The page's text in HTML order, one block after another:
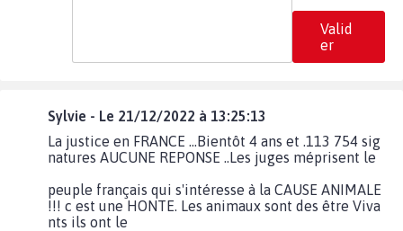
Valid
er
Sylvie - Le 21/12/2022 à 13:25:13
La justice en FRANCE …Bientôt 4 ans et .113 754 sig
natures AUCUNE REPONSE ..Les juges méprisent le
peuple français qui s'intéresse à la CAUSE ANIMALE
!!! c est une HONTE. Les animaux sont des être Viva
nts ils ont le